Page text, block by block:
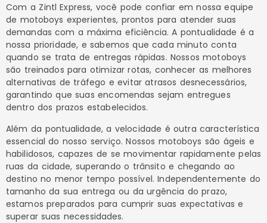
Com a Zintl Express, você pode confiar em nossa equipe
de motoboys experientes, prontos para atender suas
demandas com a máxima eficiência. A pontualidade é a
nossa prioridade, e sabemos que cada minuto conta
quando se trata de entregas rápidas. Nossos motoboys
são treinados para otimizar rotas, conhecer as melhores
alternativas de tráfego e evitar atrasos desnecessários,
garantindo que suas encomendas sejam entregues
dentro dos prazos estabelecidos.
Além da pontualidade, a velocidade é outra característica
essencial do nosso serviço. Nossos motoboys são ágeis e
habilidosos, capazes de se movimentar rapidamente pelas
ruas da cidade, superando o trânsito e chegando ao
destino no menor tempo possível. Independentemente do
tamanho da sua entrega ou da urgência do prazo,
estamos preparados para cumprir suas expectativas e
superar suas necessidades.